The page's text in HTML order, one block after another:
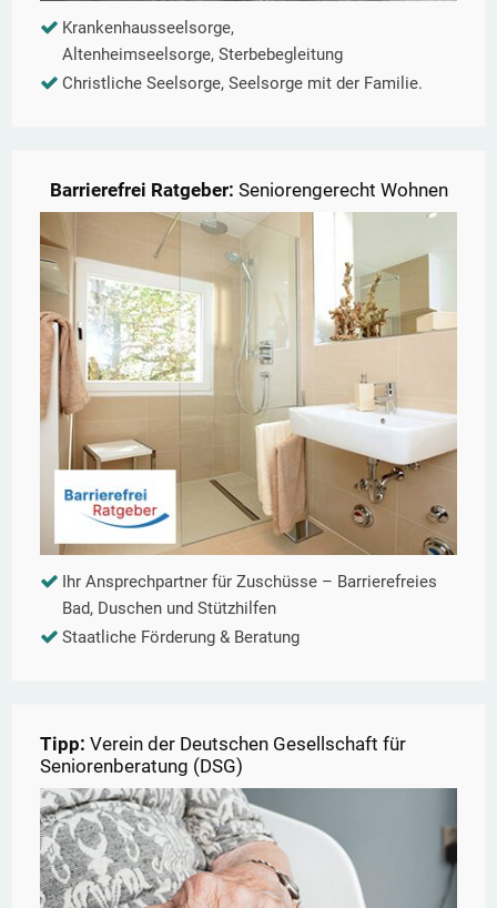
Krankenhausseelsorge,
Altenheimseelsorge, Sterbebegleitung
Christliche Seelsorge, Seelsorge mit der Familie.
Barrierefrei Ratgeber: Seniorengerecht Wohnen
Ihr Ansprechpartner für Zuschüsse – Barrierefreies
Bad, Duschen und Stützhilfen
Staatliche Förderung & Beratung
Tipp: Verein der Deutschen Gesellschaft für
Seniorenberatung (DSG)